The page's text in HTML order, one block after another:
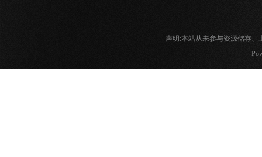
声明:本站从未参与资源储存、